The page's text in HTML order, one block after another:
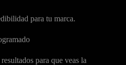
para tu marca.
para que veas la